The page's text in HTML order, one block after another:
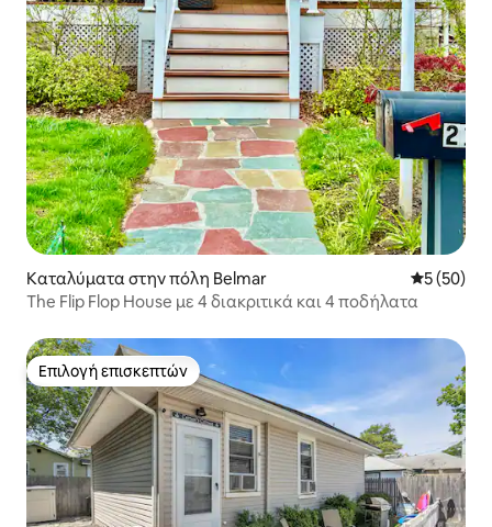
Καταλύματα στην πόλη Belmar Μέση
5 (50)
The Flip Flop House με 4 διακριτικά και 4 ποδήλατα
Επιλογή επισκεπτών
Επιλογή επισκεπτών